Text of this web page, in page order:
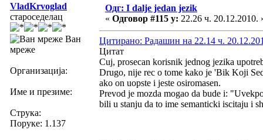
VladKrvoglad
староседелац
Ван
мреже
Организација:
Име и презиме:
Струка:
Поруке: 1.137
Одг: I dalje jedan jezik
« Одговор #115 у: 22.26 ч. 20.12.2010.
Цитирано: Радашин на 22.14 ч.
Цитат
Cuj, prosecan korisnik jednog jezika
Drugo, nije rec o tome kako je 'Bik Koji
ako on uopste i jeste osiromasen.
Prevod je mozda mogao da bude i:
bili u stanju da to ime semanticki iscitaju i